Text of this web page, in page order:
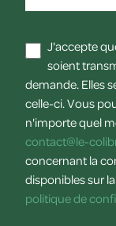
J'accepte
soient
demande. Elles
celle-ci. Vous
n'importe quel
contact@le-
concernant la
disponibles sur
politique de